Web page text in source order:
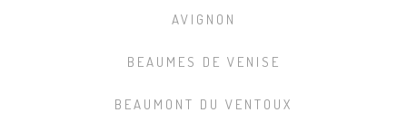
AVIGNON
BEAUMES DE VENISE
BEAUMONT DU VENTOUX